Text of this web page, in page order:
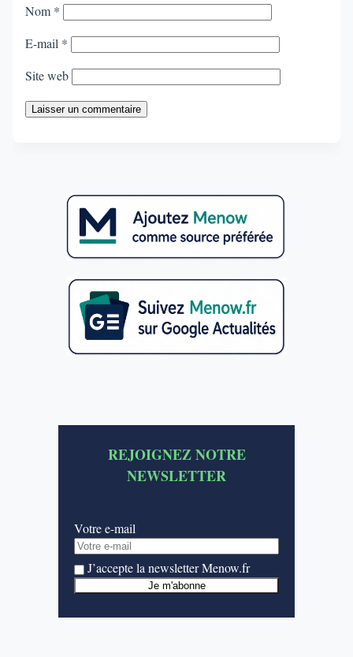
Nom *
E-mail *
Site web
Laisser un commentaire
REJOIGNEZ NOTRE
NEWSLETTER
Votre e-mail
J’accepte la newsletter Menow.fr